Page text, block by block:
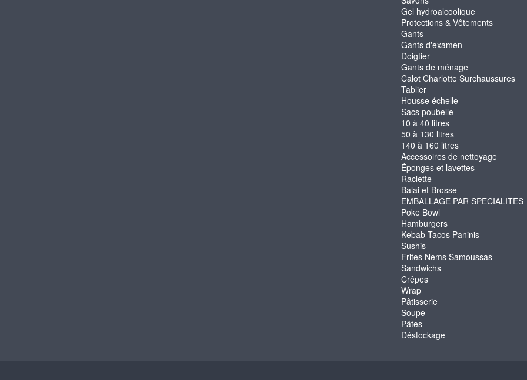
Gel hydroalcoolique
Protections & Vêtements
Gants
Gants d'examen
Doigtier
Gants de ménage
Calot Charlotte Surchaussures
Tablier
Housse échelle
Sacs poubelle
10 à 40 litres
50 à 130 litres
140 à 160 litres
Accessoires de nettoyage
Éponges et lavettes
Raclette
Balai et Brosse
EMBALLAGE PAR SPECIALITES
Poke Bowl
Hamburgers
Kebab Tacos Paninis
Sushis
Frites Nems Samoussas
Sandwichs
Crêpes
Wrap
Pâtisserie
Soupe
Pâtes
Déstockage